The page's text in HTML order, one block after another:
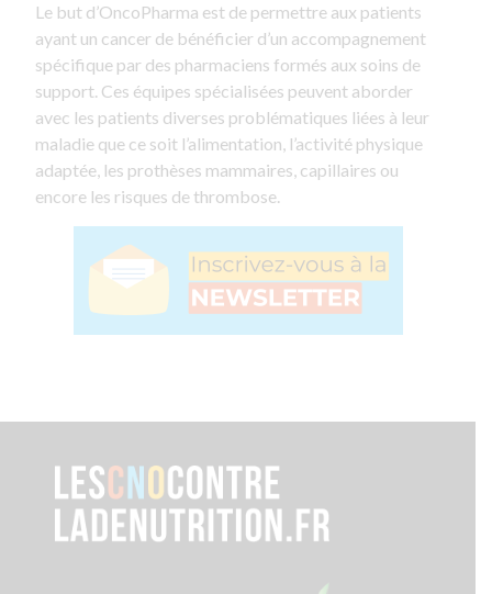
Le but d’OncoPharma est de permettre aux patients
ayant un cancer de bénéficier d’un accompagnement
spécifique par des pharmaciens formés aux soins de
support. Ces équipes spécialisées peuvent aborder
avec les patients diverses problématiques liées à leur
maladie que ce soit l’alimentation, l’activité physique
adaptée, les prothèses mammaires, capillaires ou
encore les risques de thrombose.